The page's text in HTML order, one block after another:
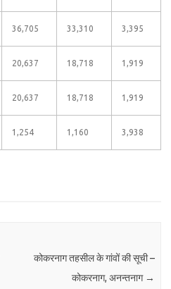
36,705 33,310 3,395
20,637 18,718 1,919
20,637 18,718 1,919
1,254 1,160 3,938
कोकरनाग तहसील के गांवों की सूची –
कोकरनाग, अनन्तनाग →